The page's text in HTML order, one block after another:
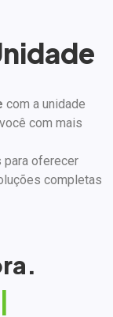
com a unidade
com mais
para oferecer
completas